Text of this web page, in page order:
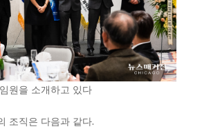
원을 소개하고 있다
조직은 다음과 같다.